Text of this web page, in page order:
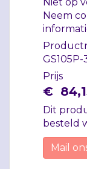
Neem
Prijs
€ 84,
Dit
besteld
Mail